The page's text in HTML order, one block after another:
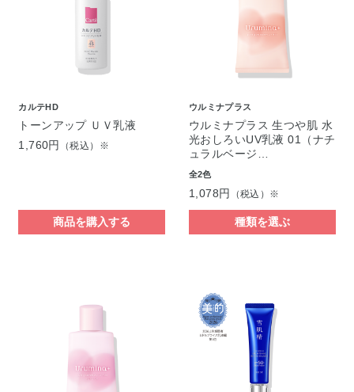
カルテHD
トーンアップ ＵＶ乳液
1,760円
（税込）※
商品を購入する
ウルミナプラス
ウルミナプラス 生つや肌 水
光おしろいUV乳液 01（ナチ
ュラルベージ…
全2色
1,078円 （税込）※
種類を選ぶ